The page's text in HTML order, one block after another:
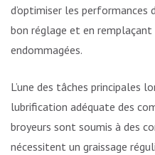
d’optimiser les performances
bon réglage et en remplaçant
endommagées.
L’une des tâches principales
lubrification adéquate des
broyeurs sont soumis à des
nécessitent un graissage